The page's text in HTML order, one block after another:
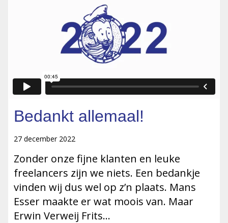
Bedankt allemaal!
27 december 2022
Zonder onze fijne klanten en leuke
freelancers zijn we niets. Een bedankje
vinden wij dus wel op z’n plaats. Mans
Esser maakte er wat moois van. Maar
Erwin Verweij Frits…